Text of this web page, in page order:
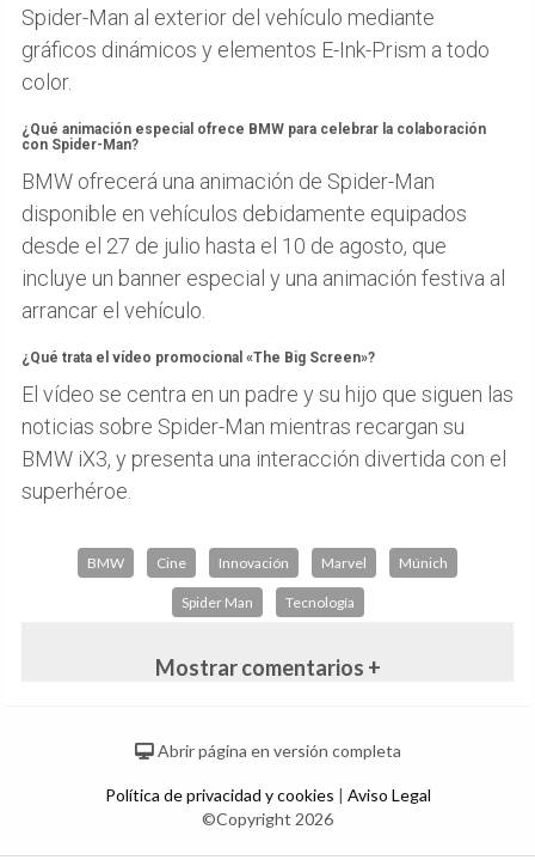
Spider-Man al exterior del vehículo mediante
gráficos dinámicos y elementos E-Ink-Prism a todo
color.
¿Qué animación especial ofrece BMW para celebrar la colaboración
con Spider-Man?
BMW ofrecerá una animación de Spider-Man
disponible en vehículos debidamente equipados
desde el 27 de julio hasta el 10 de agosto, que
incluye un banner especial y una animación festiva al
arrancar el vehículo.
¿Qué trata el vídeo promocional «The Big Screen»?
El vídeo se centra en un padre y su hijo que siguen las
noticias sobre Spider-Man mientras recargan su
BMW iX3, y presenta una interacción divertida con el
superhéroe.
BMW Cine Innovación Marvel Múnich
Spider Man Tecnología
Mostrar comentarios +
Abrir página en versión completa
Política de privacidad y cookies | Aviso Legal
©Copyright 2026